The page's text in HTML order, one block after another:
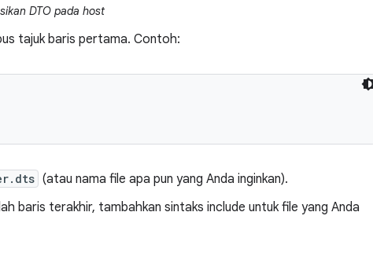
DTO pada host
tajuk baris pertama. Contoh:
(atau nama file apa pun yang Anda inginkan).
baris terakhir, tambahkan sintaks include untuk file yang Anda